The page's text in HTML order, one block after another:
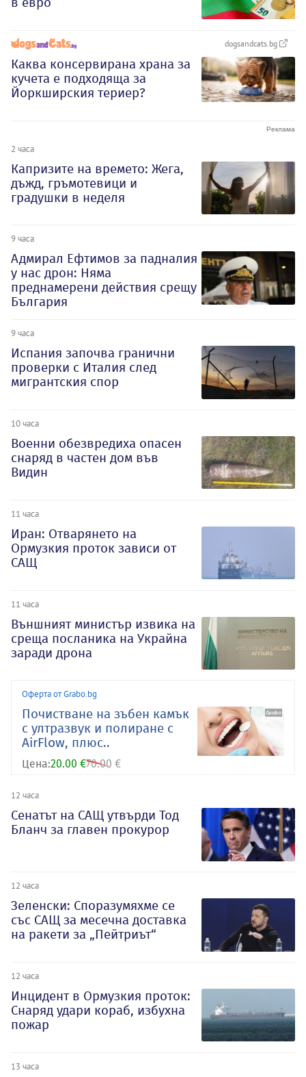
dogsandcats.bg
Каква консервирана храна за
кучета е подходяща за
Йоркширския териер?
2 часа
Капризите на времето: Жега,
дъжд, гръмотевици и
градушки в неделя
9 часа
Адмирал Ефтимов за падналия
у нас дрон: Няма
преднамерени действия срещу
България
9 часа
Испания започва гранични
проверки с Италия след
мигрантския спор
10 часа
Военни обезвредиха опасен
снаряд в частен дом във
Видин
11 часа
Иран: Отварянето на
Ормузкия проток зависи от
САЩ
11 часа
Външният министър извика на
среща посланика на Украйна
заради дрона
Оферта от Grabo.bg
Почистване на зъбен камък
с ултразвук и полиране с
AirFlow, плюс..
Цена:20.00 €70.00 €
12 часа
Сенатът на САЩ утвърди Тод
Бланч за главен прокурор
12 часа
Зеленски: Споразумяхме се
със САЩ за месечна доставка
на ракети за „Пейтриът“
12 часа
Инцидент в Ормузкия проток:
Снаряд удари кораб, избухна
пожар
13 часа